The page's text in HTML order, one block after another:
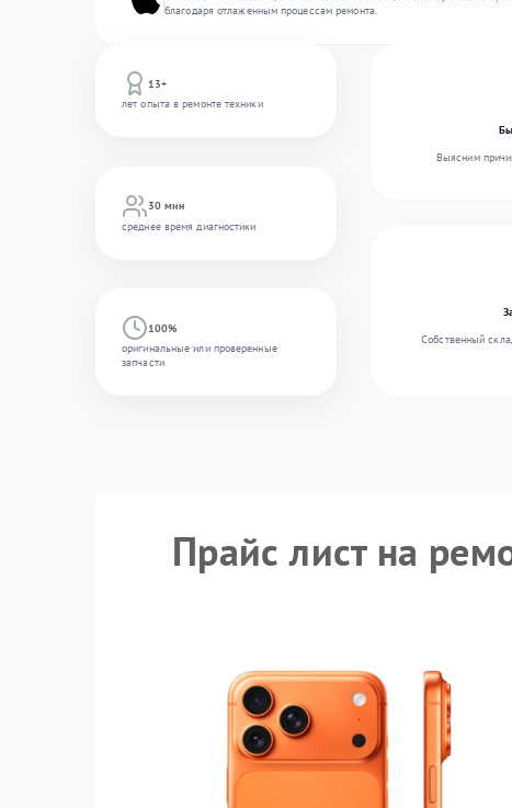
благодаря отлаженным процессам ремонта.
13+
лет опыта в ремонте техники
30 мин
среднее время диагностики
100%
оригинальные или проверенные
запчасти
Выясним
Собственный
Прайс лист на